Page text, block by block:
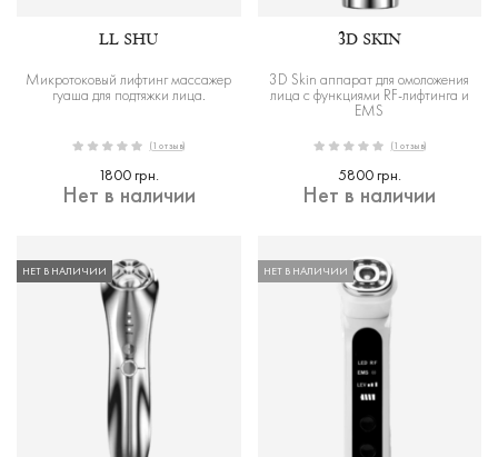
LL SHU
Микротоковый лифтинг массажер
гуаша для подтяжки лица.
(1 отзыв)
1800 грн.
Нет в наличии
3D SKIN
3D Skin аппарат для омоложения
лица с функциями RF-лифтинга и
EMS
(1 отзыв)
5800 грн.
Нет в наличии
НЕТ В НАЛИЧИИ НЕТ В НАЛИЧИИ